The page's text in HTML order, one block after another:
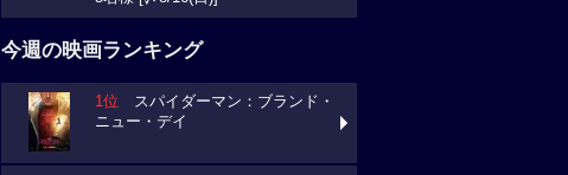
今週の映画ランキング
1位 スパイダーマン：ブランド・
ニュー・デイ